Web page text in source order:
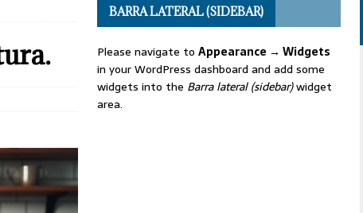
cómo proteger tu ahorro de la inflación
SIN
deterioro
POLÍTICA
es Más que «Cosas de la Edad»?
BARRA LATERAL (SIDEBAR)
Please navigate toAppearance → Widgets
in your WordPress dashboard and add some
widgets into the Barra lateral (sidebar)widget
area.